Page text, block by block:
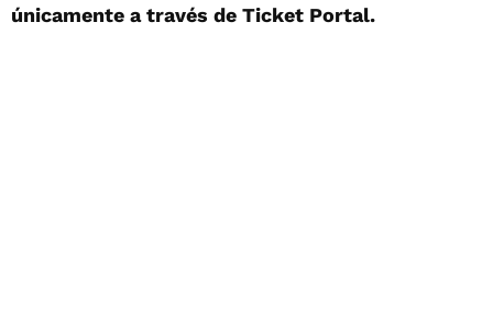
únicamente a través de Ticket Portal.